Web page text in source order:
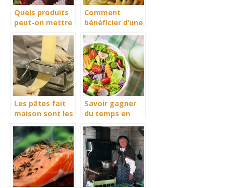
Quels produits
peut-on mettre
gourmand ?
Comment
bénéficier d’une
rapide en
cuisine?
Les pâtes fait
maison sont les
Savoir gagner
du temps en
aux
équipements
appropriés